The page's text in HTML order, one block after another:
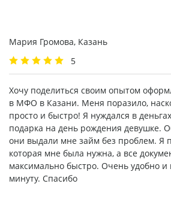
Мария Громова, Казань
5
Хочу поделиться своим опытом
в МФО в Казани. Меня поразило,
просто и быстро! Я нуждался в
подарка на день рождения девушке.
они выдали мне займ без проблем. Я
которая мне была нужна, а все
максимально быстро. Очень удобно
минуту. Спасибо